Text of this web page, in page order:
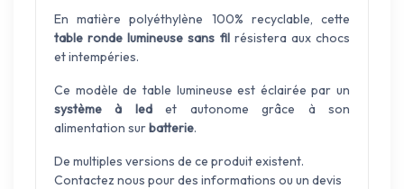
En matière polyéthylène 100% recyclable, cette
table ronde lumineuse sans filrésistera aux chocs
et intempéries.
Ce modèle de table lumineuse est éclairée par un
système à ledet autonome grâce à son
alimentation surbatterie.
De multiples versions de ce produit existent.
Contactez nous pour des informations ou un devis